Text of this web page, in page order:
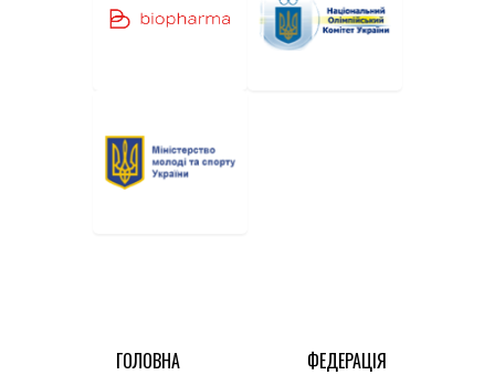
ГОЛОВНА ФЕДЕРАЦІЯ